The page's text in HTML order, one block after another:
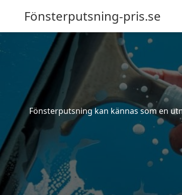
Fönsterputsning-pris.se
Fönsterputsning kan kännas som en